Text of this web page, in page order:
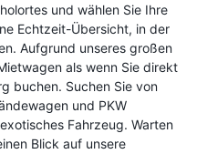
und wählen Sie Ihre
Echtzeit-Übersicht, in der
Aufgrund unseres großen
als wenn Sie direkt
buchen. Suchen Sie von
und PKW
Fahrzeug. Warten
Blick auf unsere